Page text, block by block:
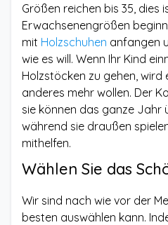
Größen reichen bis 35, dies
Erwachsenengrößen
mit Holzschuhen anfangen
wie es will. Wenn Ihr Kind
Holzstöcken zu gehen, wird
anderes mehr wollen. Der
sie können das ganze Jahr
während sie draußen
mithelfen.
Wählen Sie das
Wir sind nach wie vor der
besten auswählen kann.